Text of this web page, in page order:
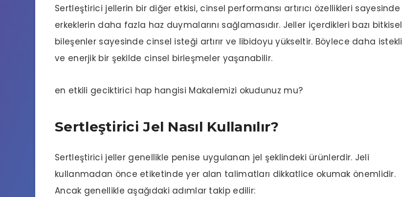
Sertleştirici jellerin bir diğer etkisi, cinsel performansı artırıcı özellikleri sayesinde
erkeklerin daha fazla haz duymalarını sağlamasıdır. Jeller içerdikleri bazı bitkisel
bileşenler sayesinde cinsel isteği artırır ve libidoyu yükseltir. Böylece daha istekli
ve enerjik bir şekilde cinsel birleşmeler yaşanabilir.
en etkili geciktirici hap hangisi Makalemizi okudunuz mu?
Sertleştirici Jel Nasıl Kullanılır?
Sertleştirici jeller genellikle penise uygulanan jel şeklindeki ürünlerdir. Jeli
kullanmadan önce etiketinde yer alan talimatları dikkatlice okumak önemlidir.
Ancak genellikle aşağıdaki adımlar takip edilir: